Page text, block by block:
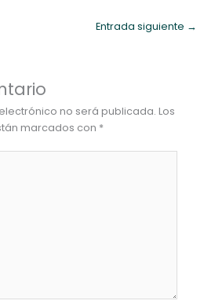
Entrada siguiente →
no será publicada. Los
marcados con *